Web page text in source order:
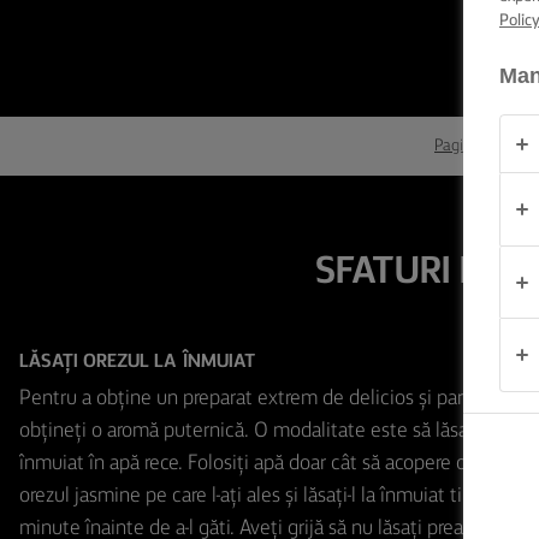
Pagina de
SFATURI
LĂSAȚI OREZUL LA ÎNMUIAT
Pentru a obține un preparat extrem de delicios și parfumat,
obțineți o aromă puternică. O modalitate este să lăsați orezul
înmuiat în apă rece. Folosiți apă doar cât să acopere orezul
orezul jasmine pe care l-ați ales și lăsați-l la înmuiat timp de
minute înainte de a-l găti. Aveți grijă să nu lăsați prea mult la
Policy